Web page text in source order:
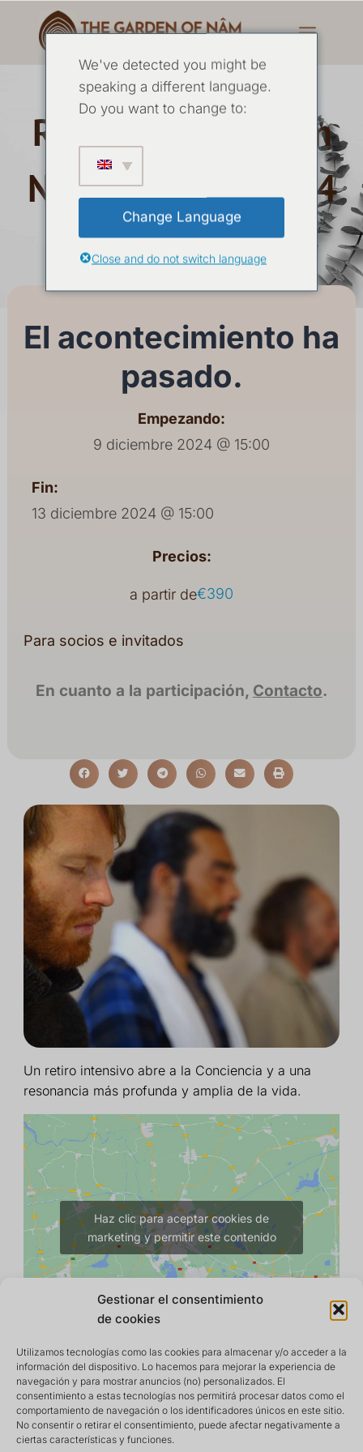
Gestionar el consentimiento
de cookies
Utilizamos tecnologías como las cookies para almacenar y/o acceder a la
información del dispositivo. Lo hacemos para mejorar la experiencia de
navegación y para mostrar anuncios (no) personalizados. El
consentimiento a estas tecnologías nos permitirá procesar datos como el
comportamiento de navegación o los identificadores únicos en este sitio.
No consentir o retirar el consentimiento, puede afectar negativamente a
ciertas características y funciones.
Retiro de meditación
Nâm Diciembre 2024
09 DICIEMBRE-13 DICIEMBRE 2024
Un retiro intensivo abre a la Conciencia y a una
resonancia más profunda y amplia de la vida.
Haz clic para aceptar cookies de
marketing y permitir este contenido
El acontecimiento ha
pasado.
Empezando:
9 diciembre 2024 @ 15:00
Fin:
13 diciembre 2024 @ 15:00
Precios:
a partir de€390
Para socios e invitados
En cuanto a la participación, Contacto.
We've detected you might be
speaking a different language.
Do you want to change to:
Change Language
Close and do not switch language